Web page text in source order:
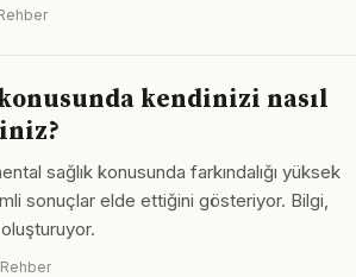
kendinizi nasıl
sağlık konusunda farkındalığı yüksek
sonuçlar elde ettiğini gösteriyor. Bilgi,